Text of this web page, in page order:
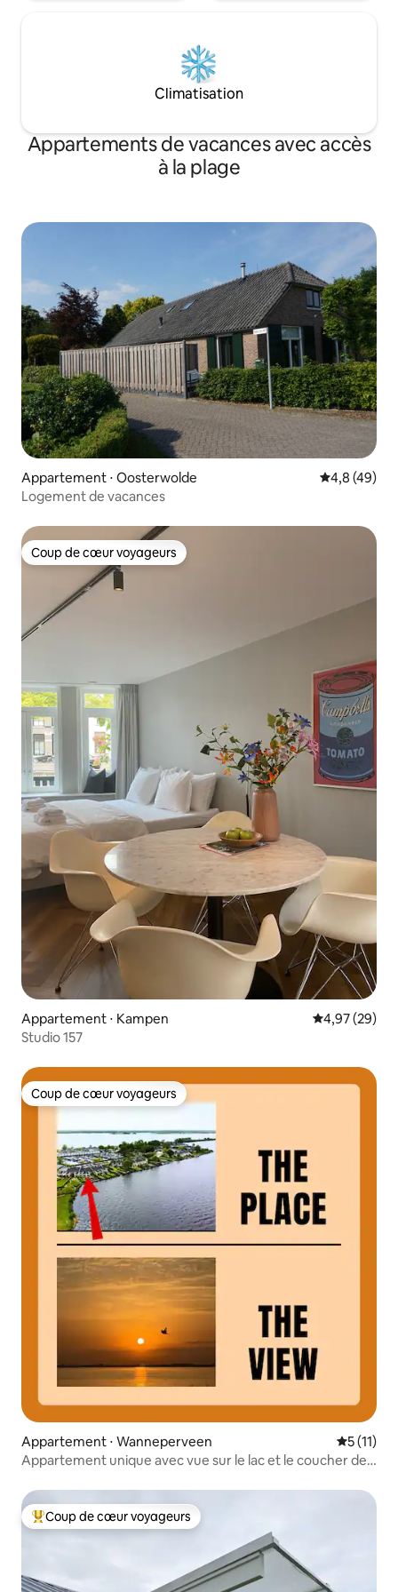
Climatisation
Appartements de vacances avec accès
à la plage
Appartement ⋅ Oosterwolde Évaluation
4,8 (49)
Logement de vacances
Coup de cœur voyageurs
Coup de cœur voyageurs
Appartement ⋅ Kampen Évaluation
4,97 (29)
Studio 157
Coup de cœur voyageurs
Coup de cœur voyageurs
Appartement ⋅ Wanneperveen
5 (11)
Appartement unique avec vue sur le lac et le coucher de
Coups de cœur voyageurs les plus appréciés
Coup de cœur voyageurs